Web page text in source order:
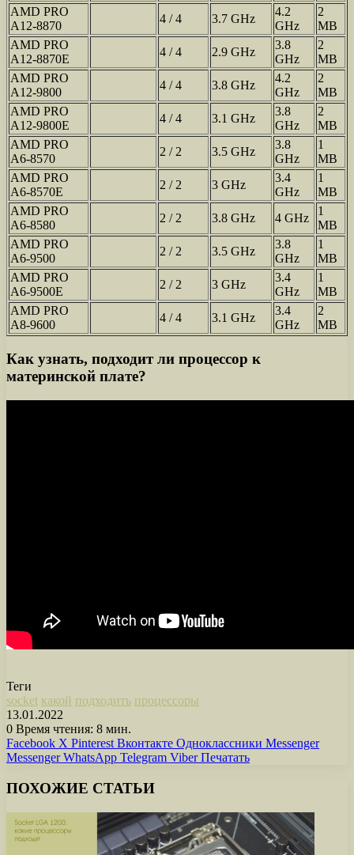
AMD PRO
A12-8870
4 / 4 3.7 GHz
4.2
GHz
2
MB
AMD PRO
A12-8870E
4 / 4 2.9 GHz
3.8
GHz
2
MB
AMD PRO
A12-9800
4 / 4 3.8 GHz
4.2
GHz
2
MB
AMD PRO
A12-9800E
4 / 4 3.1 GHz
3.8
GHz
2
MB
AMD PRO
A6-8570
2 / 2 3.5 GHz
3.8
GHz
1
MB
AMD PRO
A6-8570E
2 / 2 3 GHz
3.4
GHz
1
MB
AMD PRO
A6-8580
2 / 2 3.8 GHz 4 GHz
1
MB
AMD PRO
A6-9500
2 / 2 3.5 GHz
3.8
GHz
1
MB
AMD PRO
A6-9500E
2 / 2 3 GHz
3.4
GHz
1
MB
AMD PRO
A8-9600
4 / 4 3.1 GHz
3.4
GHz
2
MB
Как узнать, подходит ли процессор к
материнской плате?
Теги
socket какой подходить процессоры
13.01.2022
0 Время чтения: 8 мин.
Facebook X Pinterest Вконтакте Одноклассники Messenger
Messenger WhatsApp Telegram Viber Печатать
ПОХОЖИЕ СТАТЬИ